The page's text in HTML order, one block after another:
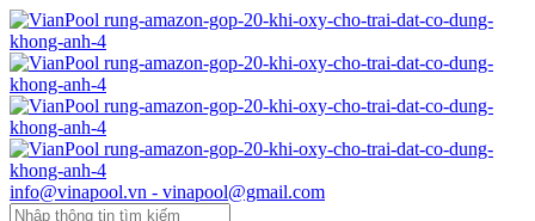
info@vinapool.vn - vinapool@gmail.com